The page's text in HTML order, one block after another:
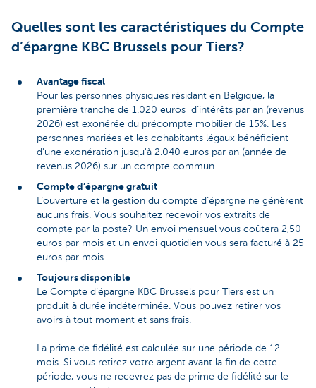
Quelles sont les caractéristiques du Compte
d’épargne KBC Brussels pour Tiers?
Avantage fiscal
Pour les personnes physiques résidant en Belgique, la
première tranche de 1.020 euros d’intérêts par an (revenus
2026) est exonérée du précompte mobilier de 15%. Les
personnes mariées et les cohabitants légaux bénéficient
d'une exonération jusqu'à 2.040 euros par an (année de
revenus 2026) sur un compte commun.
Compte d’épargne gratuit
L’ouverture et la gestion du compte d’épargne ne génèrent
aucuns frais. Vous souhaitez recevoir vos extraits de
compte par la poste? Un envoi mensuel vous coûtera 2,50
euros par mois et un envoi quotidien vous sera facturé à 25
euros par mois.
Toujours disponible
Le Compte d’épargne KBC Brussels pour Tiers est un
produit à durée indéterminée. Vous pouvez retirer vos
avoirs à tout moment et sans frais.
La prime de fidélité est calculée sur une période de 12
mois. Si vous retirez votre argent avant la fin de cette
période, vous ne recevrez pas de prime de fidélité sur le